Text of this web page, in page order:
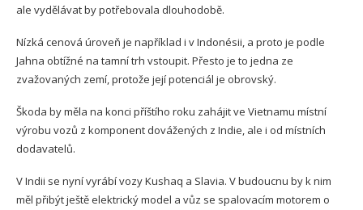
ale vydělávat by potřebovala dlouhodobě.
Nízká cenová úroveň je například i v Indonésii, a proto je podle
Jahna obtížné na tamní trh vstoupit. Přesto je to jedna ze
zvažovaných zemí, protože její potenciál je obrovský.
Škoda by měla na konci příštího roku zahájit ve Vietnamu místní
výrobu vozů z komponent dovážených z Indie, ale i od místních
dodavatelů.
V Indii se nyní vyrábí vozy Kushaq a Slavia. V budoucnu by k nim
měl přibýt ještě elektrický model a vůz se spalovacím motorem o